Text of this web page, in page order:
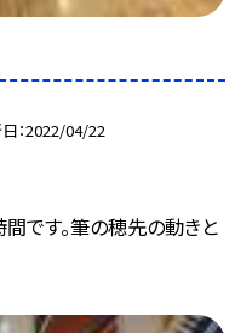
2022/04/22
です。筆の穂先の動きと